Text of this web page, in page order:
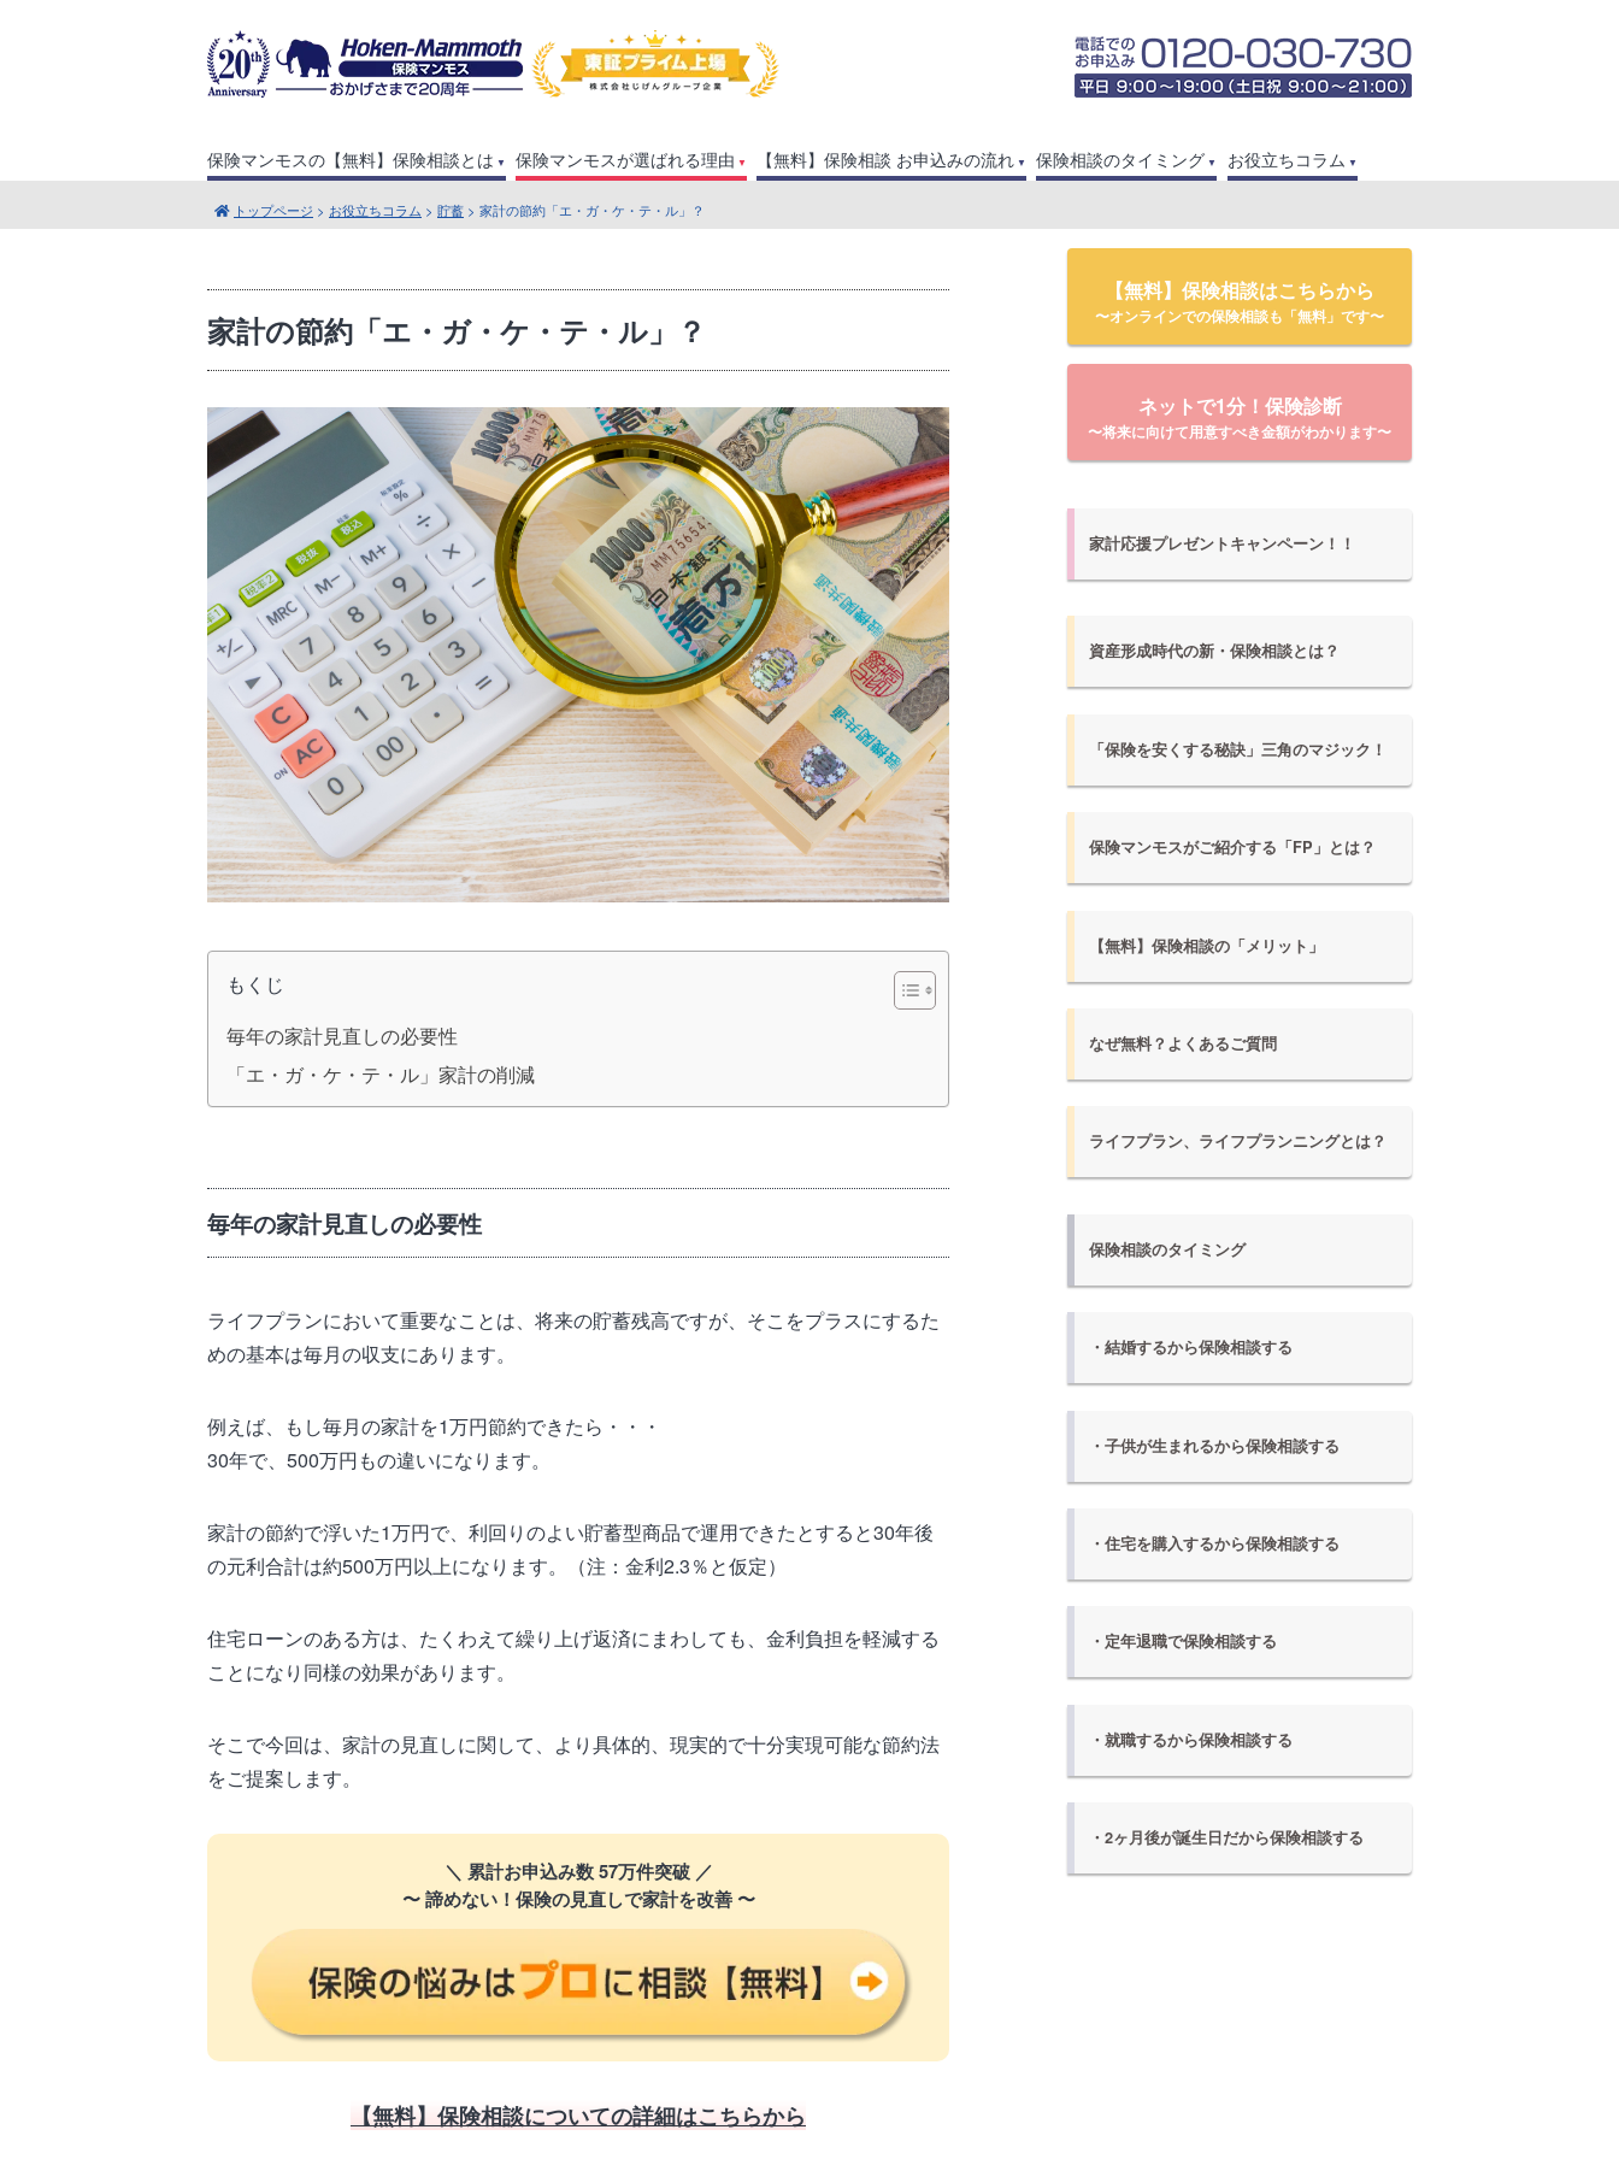
保険マンモスの【無料】保険相談とは 保険マンモスが選ばれる理由 【無料】保険相談 お申込みの流れ 保険相談のタイミング お役立ちコラム
トップページ > お役立ちコラム > 貯蓄 > 家計の節約「エ・ガ・ケ・テ・ル」？
家計の節約「エ・ガ・ケ・テ・ル」？
もくじ
毎年の家計見直しの必要性
「エ・ガ・ケ・テ・ル」家計の削減
毎年の家計見直しの必要性
ライフプランにおいて重要なことは、将来の貯蓄残高ですが、そこをプラスにするた
めの基本は毎月の収支にあります。
例えば、もし毎月の家計を1万円節約できたら・・・
30年で、500万円もの違いになります。
家計の節約で浮いた1万円で、利回りのよい貯蓄型商品で運用できたとすると30年後
の元利合計は約500万円以上になります。（注：金利2.3％と仮定）
住宅ローンのある方は、たくわえて繰り上げ返済にまわしても、金利負担を軽減する
ことになり同様の効果があります。
そこで今回は、家計の見直しに関して、より具体的、現実的で十分実現可能な節約法
をご提案します。
＼ 累計お申込み数 57万件突破 ／
〜 諦めない！保険の見直しで家計を改善 〜
【無料】保険相談についての詳細はこちらから
【無料】保険相談はこちらから
〜オンラインでの保険相談も「無料」です〜
ネットで1分！保険診断
〜将来に向けて用意すべき金額がわかります〜
家計応援プレゼントキャンペーン！！
資産形成時代の新・保険相談とは？
「保険を安くする秘訣」三角のマジック！
保険マンモスがご紹介する「FP」とは？
【無料】保険相談の「メリット」
なぜ無料？よくあるご質問
ライフプラン、ライフプランニングとは？
保険相談のタイミング
・結婚するから保険相談する
・子供が生まれるから保険相談する
・住宅を購入するから保険相談する
・定年退職で保険相談する
・就職するから保険相談する
・2ヶ月後が誕生日だから保険相談する